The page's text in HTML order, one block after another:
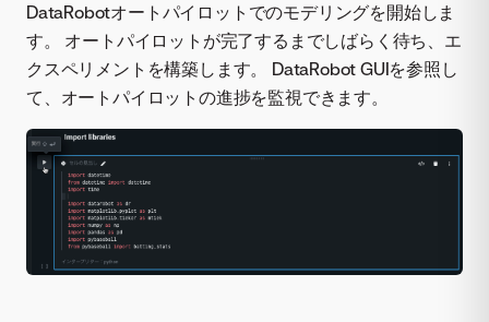
DataRobotオートパイロットでのモデリングを開始しま
す。 オートパイロットが完了するまでしばらく待ち、エ
クスペリメントを構築します。 DataRobot GUIを参照し
て、オートパイロットの進捗を監視できます。